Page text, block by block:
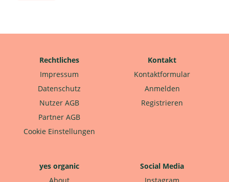
Rechtliches
Impressum
Datenschutz
Nutzer AGB
Partner AGB
Cookie Einstellungen
Kontakt
Kontaktformular
Anmelden
Registrieren
yes organic
Social Media